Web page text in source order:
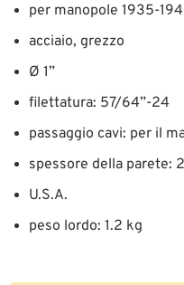
per manopole 1935-
acciaio, grezzo
Ø 1”
filettatura: 57/64”-24
passaggio cavi: per il
spessore della parete:
U.S.A.
peso lordo: 1.2 kg